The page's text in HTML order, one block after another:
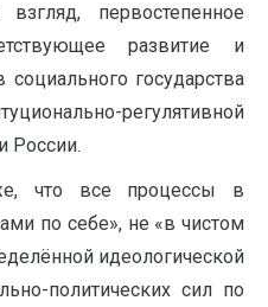
первостепенное
развитие и
государства
регулятивной
России.
что все процессы в
по себе», не «в чистом
идеологической
политических сил по